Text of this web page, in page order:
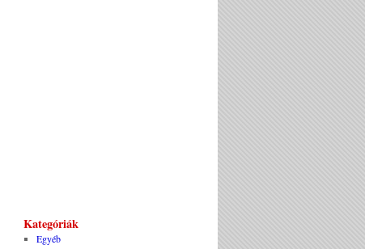
Kategóriák
Egyéb